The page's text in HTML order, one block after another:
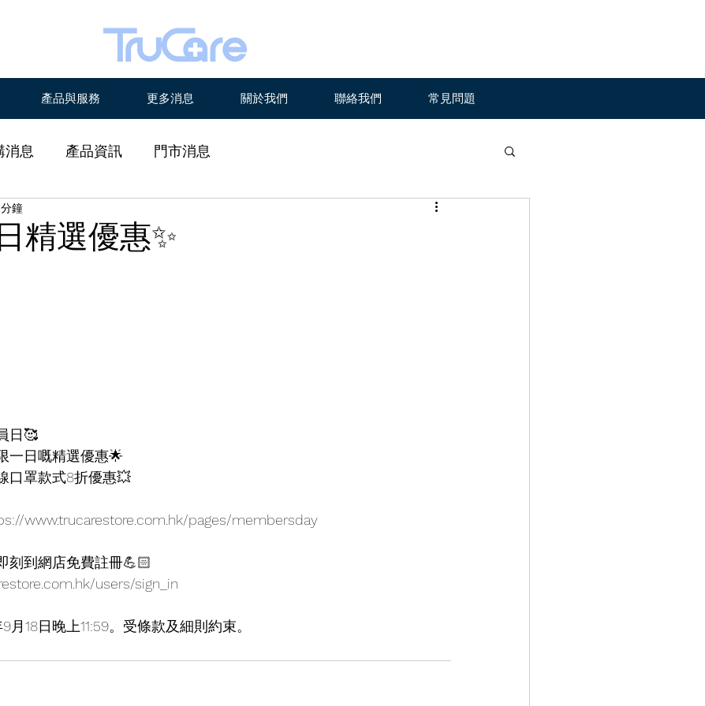
產品與服務 更多消息 關於我們 聯絡我們 常見問題
消息 產品資訊 門市消息
精選優惠✨
鐘
日🥰
一日嘅精選優惠🌟
口罩款式8折優惠💥
www.trucarestore.com.hk/pages/membersday
刻到網店免費註冊💪🏻
users/sign_in
18日晚上11:59。受條款及細則約束。